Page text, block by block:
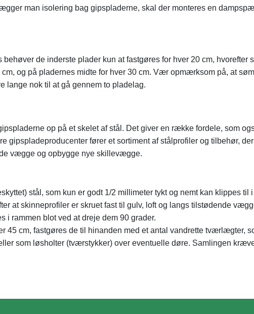
man isolering bag gipspladerne, skal der monteres en
de inderste plader kun at fastgøres for hver 20 cm, hvorefter
og på pladernes midte for hver 30 cm. Vær opmærksom på, at
lange nok til at gå gennem to pladelag.
op på et skelet af stål. Det giver en række fordele, som
gipspladeproducenter fører et sortiment af stålprofiler og tilbehør,
vægge og opbygge nye skillevægge.
stål, som kun er godt 1/2 millimeter tykt og nemt kan klippes til
at skinneprofiler er skruet fast til gulv, loft og langs tilstødende
rammen blot ved at dreje dem 90 grader.
45 cm, fastgøres de til hinanden med et antal vandrette tværlægter,
som løsholter (tværstykker) over eventuelle døre. Samlingen